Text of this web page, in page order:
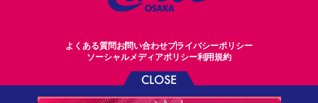
CLOSE
よくある質問お問い合わせプライバシーポリシー
ソーシャルメディアポリシー利用規約